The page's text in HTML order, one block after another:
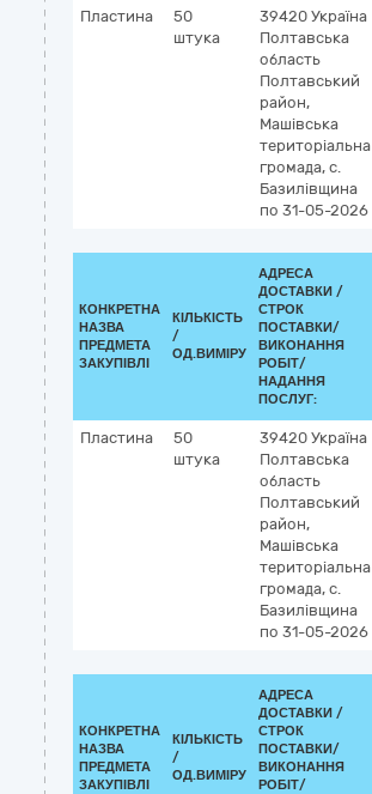
Пластина
50
штука
39420 Україна
Полтавська
область
Полтавський
район,
Машівська
територіальна
громада, с.
Базилівщина
по 31-05-2026
КОНКРЕТНА
НАЗВА
ПРЕДМЕТА
ЗАКУПІВЛІ
КІЛЬКІСТЬ
/
ОД.ВИМІРУ
АДРЕСА
ДОСТАВКИ /
СТРОК
ПОСТАВКИ/
ВИКОНАННЯ
РОБІТ/
НАДАННЯ
ПОСЛУГ:
Пластина
50
штука
39420 Україна
Полтавська
область
Полтавський
район,
Машівська
територіальна
громада, с.
Базилівщина
по 31-05-2026
КОНКРЕТНА
НАЗВА
ПРЕДМЕТА
ЗАКУПІВЛІ
КІЛЬКІСТЬ
/
ОД.ВИМІРУ
АДРЕСА
ДОСТАВКИ /
СТРОК
ПОСТАВКИ/
ВИКОНАННЯ
РОБІТ/